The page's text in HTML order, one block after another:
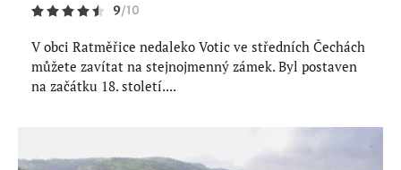
9/10
V obci Ratměřice nedaleko Votic ve středních Čechách
můžete zavítat na stejnojmenný zámek. Byl postaven
na začátku 18. století....